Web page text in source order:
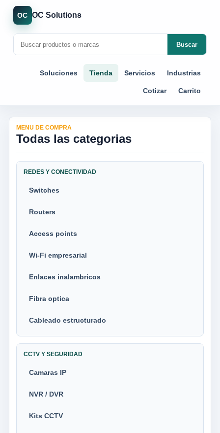
OC OC Solutions
Buscar
Soluciones Tienda Servicios Industrias
Cotizar Carrito
MENU DE COMPRA
Todas las categorias
REDES Y CONECTIVIDAD
Switches
Routers
Access points
Wi-Fi empresarial
Enlaces inalambricos
Fibra optica
Cableado estructurado
CCTV Y SEGURIDAD
Camaras IP
NVR / DVR
Kits CCTV